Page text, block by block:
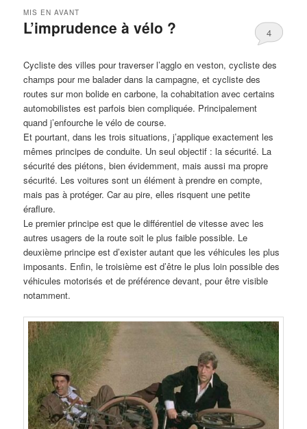
L’imprudence à vélo ?
MIS EN AVANT
4
Cycliste des villes pour traverser l’agglo en veston, cycliste des
champs pour me balader dans la campagne, et cycliste des
routes sur mon bolide en carbone, la cohabitation avec certains
automobilistes est parfois bien compliquée. Principalement
quand j’enfourche le vélo de course.
Et pourtant, dans les trois situations, j’applique exactement les
mêmes principes de conduite. Un seul objectif : la sécurité. La
sécurité des piétons, bien évidemment, mais aussi ma propre
sécurité. Les voitures sont un élément à prendre en compte,
mais pas à protéger. Car au pire, elles risquent une petite
éraflure.
Le premier principe est que le différentiel de vitesse avec les
autres usagers de la route soit le plus faible possible. Le
deuxième principe est d’exister autant que les véhicules les plus
imposants. Enfin, le troisième est d’être le plus loin possible des
véhicules motorisés et de préférence devant, pour être visible
notamment.